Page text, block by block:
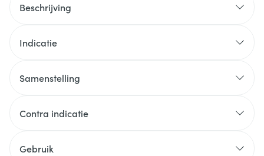
Beschrijving
Indicatie
Samenstelling
Contra indicatie
Gebruik